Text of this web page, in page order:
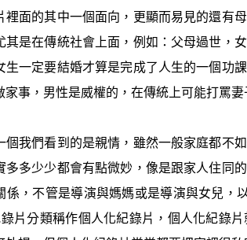
裡面的其中一個面向，更顯而易見的還有
其是在傳統社會上面，例如：父母過世，
生一定要結婚才算是完成了人生的一個功
家事，男性是威權的，在傳統上可能打罵
個我們看到的是親情，雖然一般家庭都不
多多少少都會有點微妙，像是跟家人住同
係，不管是導演與媽媽或是導演與女兒，
片分類稱作個人化紀錄片，個人化紀錄